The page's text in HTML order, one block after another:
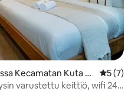
Kecamatan Kuta Ut
5 (7)
varustettu keittiö, wifi 240